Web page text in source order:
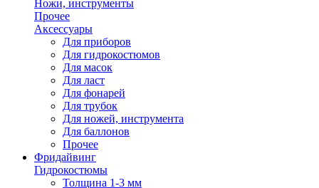
Ножи, инструменты
Прочее
Аксессуары
Для приборов
Для гидрокостюмов
Для масок
Для ласт
Для фонарей
Для трубок
Для ножей, инструмента
Для баллонов
Прочее
Фридайвинг
Гидрокостюмы
Толщина 1-3 мм